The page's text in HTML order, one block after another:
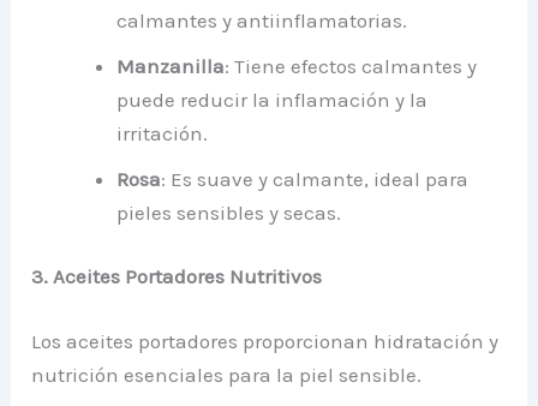
calmantes y antiinflamatorias.
Manzanilla: Tiene efectos calmantes y
puede reducir la inflamación y la
irritación.
Rosa: Es suave y calmante, ideal para
pieles sensibles y secas.
3. Aceites Portadores Nutritivos
Los aceites portadores proporcionan hidratación y
nutrición esenciales para la piel sensible.